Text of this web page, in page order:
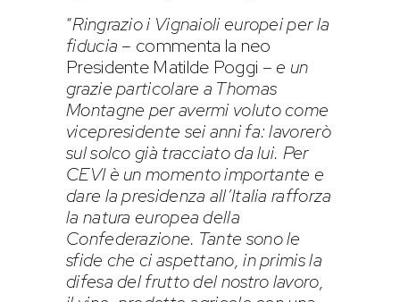
“Ringrazio i Vignaioli europei per la
fiducia – commenta la neo
Presidente Matilde Poggi –e un
grazie particolare a Thomas
Montagne per avermi voluto come
vicepresidente sei anni fa: lavorerò
sul solco già tracciato da lui. Per
CEVI è un momento importante e
dare la presidenza all’Italia rafforza
la natura europea della
Confederazione. Tante sono le
sfide che ci aspettano, in primis la
difesa del frutto del nostro lavoro,